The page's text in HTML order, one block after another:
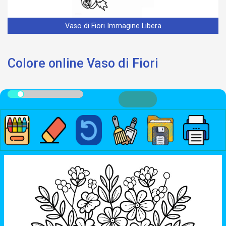
Vaso di Fiori Immagine Libera
Colore online Vaso di Fiori